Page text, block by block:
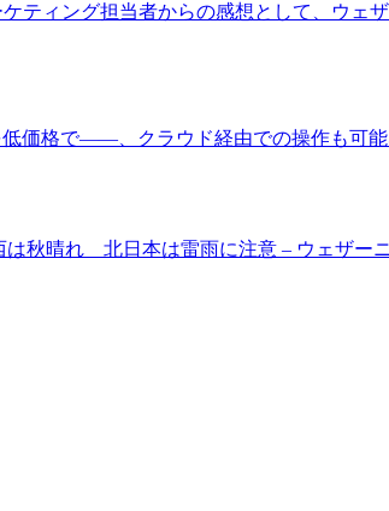
ティング担当者からの感想として、ウェ
低価格で――、クラウド経由での操作も可
秋晴れ 北日本は雷雨に注意 – ウェザー